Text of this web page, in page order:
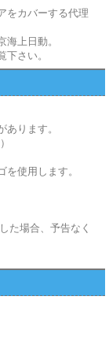
をカバーする代理
上日動。
下さい。
ります。
使用します。
た場合、予告なく